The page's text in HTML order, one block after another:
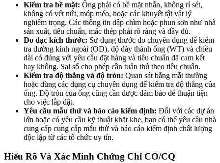
Kiểm tra bề mặt: Ống phải có bề mặt nhẵn, không rỉ sét,
không có vết nứt, móp méo, hoặc các khuyết tật vật lý
nghiêm trọng. Các thông tin dập chìm hoặc phun sơn như nhà
sản xuất, tiêu chuẩn, mác thép phải rõ ràng và đầy đủ.
Đo đạc kích thước: Sử dụng thước đo chuyên dụng để kiểm
tra đường kính ngoài (OD), độ dày thành ống (WT) và chiều
dài có đúng với yêu cầu đặt hàng và tiêu chuẩn đã cam kết
hay không. Sai số cho phép cần tuân thủ theo tiêu chuẩn.
Kiểm tra độ thẳng và độ tròn: Quan sát bằng mắt thường
hoặc dùng các dụng cụ chuyên dụng để kiểm tra độ thẳng của
ống. Độ tròn của ống cũng cần được đảm bảo để thuận tiện
cho việc lắp đặt.
Yêu cầu mẫu thử và báo cáo kiểm định: Đối với các dự án
lớn hoặc có yêu cầu kỹ thuật khắt khe, bạn có thể yêu cầu nhà
cung cấp cung cấp mẫu thử và báo cáo kiểm định chất lượng
độc lập từ các tổ chức uy tín.
Hiểu Rõ Và Xác Minh Chứng Chỉ CO/CQ